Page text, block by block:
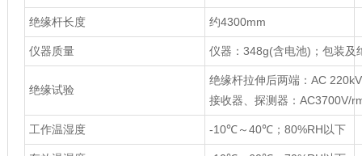
绝缘杆长度 约4300mm
仪器质量 仪器：348g(含电池)；包装及
绝缘试验
绝缘杆拉伸后两端：AC
接收器、探测器：AC3700V/
工作温湿度 -10℃～40℃；80%RH以下